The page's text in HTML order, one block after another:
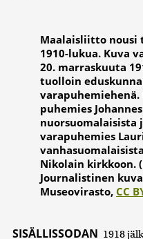
Maalaisliitto
1910-lukua. Kuva
20. marraskuuta
tuolloin
varapuhemiehenä.
puhemies
nuorsuomalaisista
varapuhemies
Nikolain kirkkoon.
Journalistinen
Museovirasto, CC
SISÄLLISSODAN 1918